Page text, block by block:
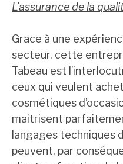
L’assurance de la
Grace à une
secteur, cette
Tabeau est
ceux qui veulent
cosmétiques
maitrisent
langages techniques
peuvent, par